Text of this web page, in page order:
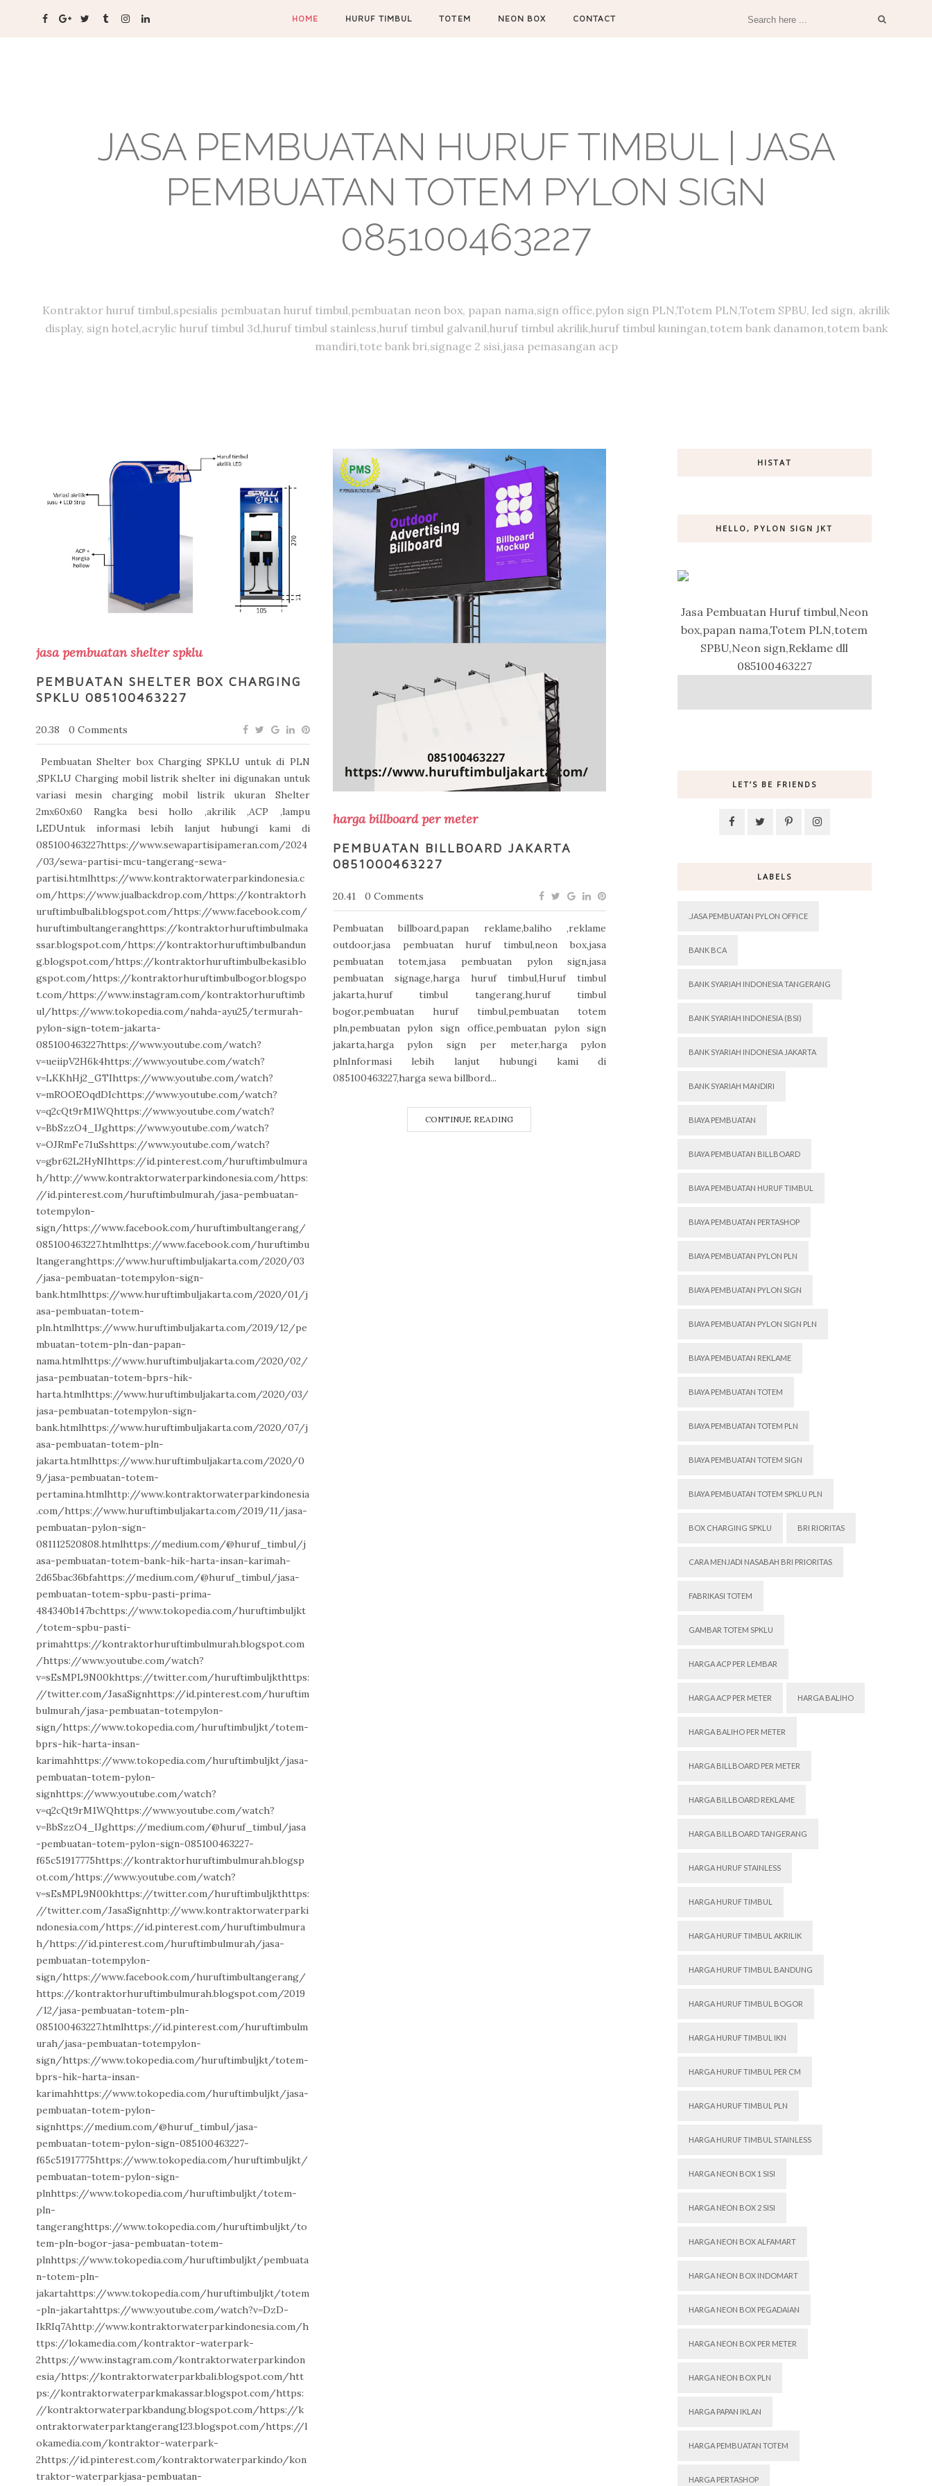
HOME HURUF TIMBUL TOTEM NEON BOX CONTACT
JASA PEMBUATAN HURUF TIMBUL | JASA
PEMBUATAN TOTEM PYLON SIGN
085100463227
Kontraktor huruf timbul,spesialis pembuatan huruf timbul,pembuatan neon box, papan nama,sign office,pylon sign PLN,Totem PLN,Totem SPBU, led sign, akrilik
display, sign hotel,acrylic huruf timbul 3d,huruf timbul stainless,huruf timbul galvanil,huruf timbul akrilik,huruf timbul kuningan,totem bank danamon,totem bank
mandiri,tote bank bri,signage 2 sisi,jasa pemasangan acp
jasa pembuatan shelter spklu
PEMBUATAN SHELTER BOX CHARGING
SPKLU 085100463227
20.38 0 Comments
Pembuatan Shelter box Charging SPKLU untuk di PLN
,SPKLU Charging mobil listrik shelter ini digunakan untuk
variasi mesin charging mobil listrik ukuran Shelter
2mx60x60 Rangka besi hollo ,akrilik ,ACP ,lampu
LEDUntuk informasi lebih lanjut hubungi kami di
085100463227https://www.sewapartisipameran.com/2024
/03/sewa-partisi-mcu-tangerang-sewa-
partisi.htmlhttps://www.kontraktorwaterparkindonesia.c
om/https://www.jualbackdrop.com/https://kontraktorh
uruftimbulbali.blogspot.com/https://www.facebook.com/
huruftimbultangeranghttps://kontraktorhuruftimbulmaka
ssar.blogspot.com/https://kontraktorhuruftimbulbandun
g.blogspot.com/https://kontraktorhuruftimbulbekasi.blo
gspot.com/https://kontraktorhuruftimbulbogor.blogspo
t.com/https://www.instagram.com/kontraktorhuruftimb
ul/https://www.tokopedia.com/nahda-ayu25/termurah-
pylon-sign-totem-jakarta-
085100463227https://www.youtube.com/watch?
v=ueiipV2H6k4https://www.youtube.com/watch?
v=LKKhHj2_GTIhttps://www.youtube.com/watch?
v=mROOEOqdDIchttps://www.youtube.com/watch?
v=q2cQt9rM1WQhttps://www.youtube.com/watch?
v=BbSzzO4_IJghttps://www.youtube.com/watch?
v=OJRmFe71uSshttps://www.youtube.com/watch?
v=gbr62L2HyNIhttps://id.pinterest.com/huruftimbulmura
h/http://www.kontraktorwaterparkindonesia.com/https:
//id.pinterest.com/huruftimbulmurah/jasa-pembuatan-
totempylon-
sign/https://www.facebook.com/huruftimbultangerang/
085100463227.htmlhttps://www.facebook.com/huruftimbu
ltangeranghttps://www.huruftimbuljakarta.com/2020/03
/jasa-pembuatan-totempylon-sign-
bank.htmlhttps://www.huruftimbuljakarta.com/2020/01/j
asa-pembuatan-totem-
pln.htmlhttps://www.huruftimbuljakarta.com/2019/12/pe
mbuatan-totem-pln-dan-papan-
nama.htmlhttps://www.huruftimbuljakarta.com/2020/02/
jasa-pembuatan-totem-bprs-hik-
harta.htmlhttps://www.huruftimbuljakarta.com/2020/03/
jasa-pembuatan-totempylon-sign-
bank.htmlhttps://www.huruftimbuljakarta.com/2020/07/j
asa-pembuatan-totem-pln-
jakarta.htmlhttps://www.huruftimbuljakarta.com/2020/0
9/jasa-pembuatan-totem-
pertamina.htmlhttp://www.kontraktorwaterparkindonesia
.com/https://www.huruftimbuljakarta.com/2019/11/jasa-
pembuatan-pylon-sign-
081112520808.htmlhttps://medium.com/@huruf_timbul/j
asa-pembuatan-totem-bank-hik-harta-insan-karimah-
2d65bac36bfahttps://medium.com/@huruf_timbul/jasa-
pembuatan-totem-spbu-pasti-prima-
484340b147bchttps://www.tokopedia.com/huruftimbuljkt
/totem-spbu-pasti-
primahttps://kontraktorhuruftimbulmurah.blogspot.com
/https://www.youtube.com/watch?
v=sEsMPL9N00khttps://twitter.com/huruftimbuljkthttps:
//twitter.com/JasaSignhttps://id.pinterest.com/huruftim
bulmurah/jasa-pembuatan-totempylon-
sign/https://www.tokopedia.com/huruftimbuljkt/totem-
bprs-hik-harta-insan-
karimahhttps://www.tokopedia.com/huruftimbuljkt/jasa-
pembuatan-totem-pylon-
signhttps://www.youtube.com/watch?
v=q2cQt9rM1WQhttps://www.youtube.com/watch?
v=BbSzzO4_IJghttps://medium.com/@huruf_timbul/jasa
-pembuatan-totem-pylon-sign-085100463227-
f65c51917775https://kontraktorhuruftimbulmurah.blogsp
ot.com/https://www.youtube.com/watch?
v=sEsMPL9N00khttps://twitter.com/huruftimbuljkthttps:
//twitter.com/JasaSignhttp://www.kontraktorwaterparki
ndonesia.com/https://id.pinterest.com/huruftimbulmura
h/https://id.pinterest.com/huruftimbulmurah/jasa-
pembuatan-totempylon-
sign/https://www.facebook.com/huruftimbultangerang/
https://kontraktorhuruftimbulmurah.blogspot.com/2019
/12/jasa-pembuatan-totem-pln-
085100463227.htmlhttps://id.pinterest.com/huruftimbulm
urah/jasa-pembuatan-totempylon-
sign/https://www.tokopedia.com/huruftimbuljkt/totem-
bprs-hik-harta-insan-
karimahhttps://www.tokopedia.com/huruftimbuljkt/jasa-
pembuatan-totem-pylon-
signhttps://medium.com/@huruf_timbul/jasa-
pembuatan-totem-pylon-sign-085100463227-
f65c51917775https://www.tokopedia.com/huruftimbuljkt/
pembuatan-totem-pylon-sign-
plnhttps://www.tokopedia.com/huruftimbuljkt/totem-
pln-
tangeranghttps://www.tokopedia.com/huruftimbuljkt/to
tem-pln-bogor-jasa-pembuatan-totem-
plnhttps://www.tokopedia.com/huruftimbuljkt/pembuata
n-totem-pln-
jakartahttps://www.tokopedia.com/huruftimbuljkt/totem
-pln-jakartahttps://www.youtube.com/watch?v=DzD-
IkRIq7Ahttp://www.kontraktorwaterparkindonesia.com/h
ttps://lokamedia.com/kontraktor-waterpark-
2https://www.instagram.com/kontraktorwaterparkindon
esia/https://kontraktorwaterparkbali.blogspot.com/htt
ps://kontraktorwaterparkmakassar.blogspot.com/https:
//kontraktorwaterparkbandung.blogspot.com/https://k
ontraktorwaterparktangerang123.blogspot.com/https://l
okamedia.com/kontraktor-waterpark-
2https://id.pinterest.com/kontraktorwaterparkindo/kon
traktor-waterparkjasa-pembuatan-
harga billboard per meter
PEMBUATAN BILLBOARD JAKARTA
0851000463227
20.41 0 Comments
Pembuatan billboard,papan reklame,baliho ,reklame
outdoor,jasa pembuatan huruf timbul,neon box,jasa
pembuatan totem,jasa pembuatan pylon sign,jasa
pembuatan signage,harga huruf timbul,Huruf timbul
jakarta,huruf timbul tangerang,huruf timbul
bogor,pembuatan huruf timbul,pembuatan totem
pln,pembuatan pylon sign office,pembuatan pylon sign
jakarta,harga pylon sign per meter,harga pylon
plnInformasi lebih lanjut hubungi kami di
085100463227,harga sewa billbord...
CONTINUE READING
HISTAT
HELLO, PYLON SIGN JKT
Jasa Pembuatan Huruf timbul,Neon
box,papan nama,Totem PLN,totem
SPBU,Neon sign,Reklame dll
085100463227
LET’S BE FRIENDS
LABELS
.JASA PEMBUATAN PYLON OFFICE
BANK BCA
BANK SYARIAH INDONESIA TANGERANG
BANK SYARIAH INDONESIA (BSI)
BANK SYARIAH INDONESIA JAKARTA
BANK SYARIAH MANDIRI
BIAYA PEMBUATAN
BIAYA PEMBUATAN BILLBOARD
BIAYA PEMBUATAN HURUF TIMBUL
BIAYA PEMBUATAN PERTASHOP
BIAYA PEMBUATAN PYLON PLN
BIAYA PEMBUATAN PYLON SIGN
BIAYA PEMBUATAN PYLON SIGN PLN
BIAYA PEMBUATAN REKLAME
BIAYA PEMBUATAN TOTEM
BIAYA PEMBUATAN TOTEM PLN
BIAYA PEMBUATAN TOTEM SIGN
BIAYA PEMBUATAN TOTEM SPKLU PLN
BOX CHARGING SPKLU BRI RIORITAS
CARA MENJADI NASABAH BRI PRIORITAS
FABRIKASI TOTEM
GAMBAR TOTEM SPKLU
HARGA ACP PER LEMBAR
HARGA ACP PER METER HARGA BALIHO
HARGA BALIHO PER METER
HARGA BILLBOARD PER METER
HARGA BILLBOARD REKLAME
HARGA BILLBOARD TANGERANG
HARGA HURUF STAINLESS
HARGA HURUF TIMBUL
HARGA HURUF TIMBUL AKRILIK
HARGA HURUF TIMBUL BANDUNG
HARGA HURUF TIMBUL BOGOR
HARGA HURUF TIMBUL IKN
HARGA HURUF TIMBUL PER CM
HARGA HURUF TIMBUL PLN
HARGA HURUF TIMBUL STAINLESS
HARGA NEON BOX 1 SISI
HARGA NEON BOX 2 SISI
HARGA NEON BOX ALFAMART
HARGA NEON BOX INDOMART
HARGA NEON BOX PEGADAIAN
HARGA NEON BOX PER METER
HARGA NEON BOX PLN
HARGA PAPAN IKLAN
HARGA PEMBUATAN TOTEM
HARGA PERTASHOP